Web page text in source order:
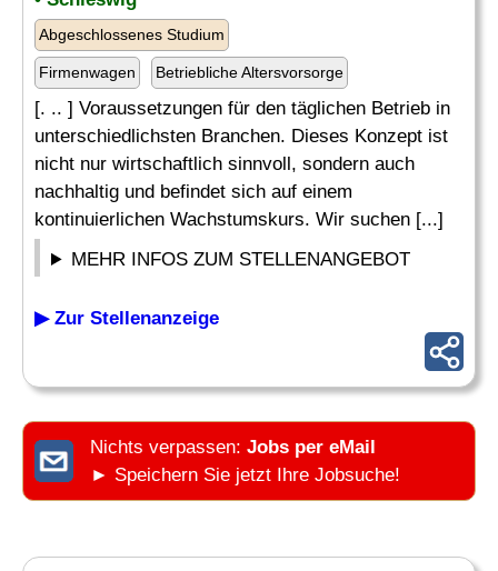
Abgeschlossenes Studium
Firmenwagen Betriebliche Altersvorsorge
[. .. ] Voraussetzungen für den täglichen Betrieb in
unterschiedlichsten Branchen. Dieses Konzept ist
nicht nur wirtschaftlich sinnvoll, sondern auch
nachhaltig und befindet sich auf einem
kontinuierlichen Wachstumskurs. Wir suchen [...]
MEHR INFOS ZUM STELLENANGEBOT
▶ Zur Stellenanzeige
Nichts verpassen: Jobs per eMail
► Speichern Sie jetzt Ihre Jobsuche!